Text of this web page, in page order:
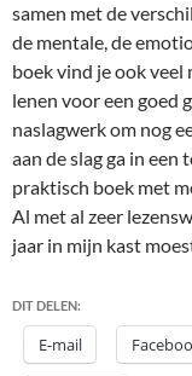
samen met de
de mentale, de
boek vind je ook
lenen voor een goed
naslagwerk om nog
aan de slag ga in een
praktisch boek met
Al met al zeer
jaar in mijn kast
DIT DELEN:
E-mail